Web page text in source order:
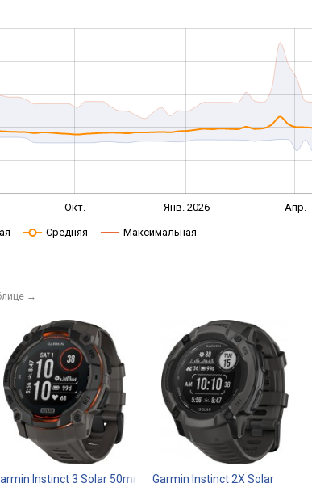
Окт. Янв. 2026 Апр.
Средняя Максимальная
→
Instinct 3 Solar 50mm Garmin Instinct 2X Solar